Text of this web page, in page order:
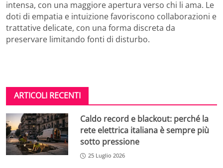
intensa, con una maggiore apertura verso chi li ama. Le
doti di empatia e intuizione favoriscono collaborazioni e
trattative delicate, con una forma discreta da
preservare limitando fonti di disturbo.
ARTICOLI RECENTI
Caldo record e blackout: perché la
rete elettrica italiana è sempre più
sotto pressione
25 Luglio 2026